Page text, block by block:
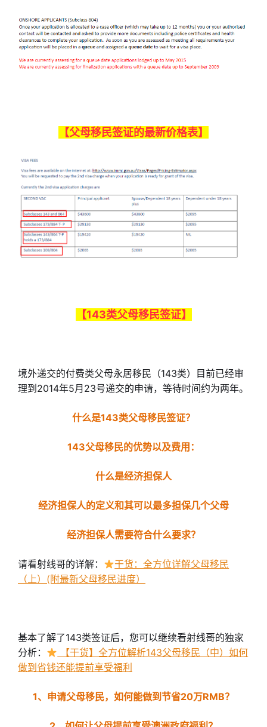
【父母移民签证的最新价格表】
【143类父母移民签证】
境外递交的付费类父母永居移民（143类）目前已经审
理到2014年5月23号递交的申请，等待时间约为两年。
什么是143类父母移民签证？
143父母移民的优势以及费用：
什么是经济担保人
经济担保人的定义和其可以最多担保几个父母
经济担保人需要符合什么要求？
请看射线哥的详解：
干货：全方位详解父母移民
（上）(附最新父母移民进度）
基本了解了143类签证后，您可以继续看射线哥的独家
分析：
【干货】全方位解析143父母移民（中）如何
做到省钱还能提前享受福利
1、申请父母移民，如何能做到节省20万RMB？